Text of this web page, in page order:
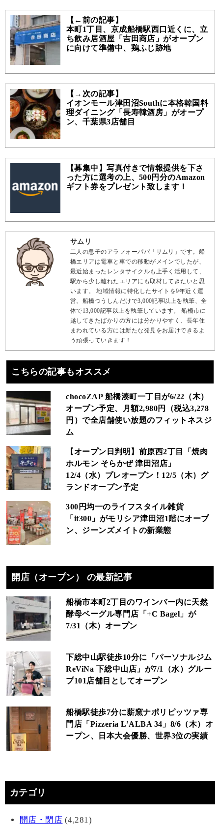
【←前の記事】
本町1丁目、京成船橋駅西口近くに、立
ち飲み居酒屋「吉田商店」がオープン
に向けて準備中、鶏ふじ跡地
【→次の記事】
イオンモール津田沼Southに本格韓国料
理ダイニング「長寿韓酒房」がオープ
ン、千葉県3店舗目
【募集中】写真付きで情報提供を下さ
った方に選考の上、500円分のAmazon
ギフト券をプレゼント致します！
サムリ
二人の息子のアラフォーパパ「サムリ」です。船
橋エリアは電車と車での移動がメインでしたが、
最近始まったレンタサイクルも上手く活用して、
駅から少し離れたエリアにも取材してきたいと思
います。 地域情報に特化したサイトを9年近く運
営。船橋つうしんだけで3,000記事以上を執筆、全
体で13,000記事以上を執筆しています。 船橋市に
越してきたばかりの方には分かりやすく、長年住
まわれている方には新たな発見をお届けできるよ
う頑張っていきます！
こちらの記事もオススメ
chocoZAP 船橋湊町一丁目が6/22（木）
オープン予定、月額2,980円（税込3,278
円）で全店舗使い放題のフィットネスジ
ム
【オープン日判明】前原西2丁目「焼肉
ホルモン そらかぜ 津田沼店」
12/4（水）プレオープン！12/5（木）グ
ランドオープン予定
300円均一のライフスタイル雑貨
「it300」がモリシア津田沼1階にオープ
ン、ジーンズメイトの新業態
開店（オープン） の最新記事
船橋市本町2丁目のワインバー内に天然
酵母ベーグル専門店「+C Bagel」が
7/31（木）オープン
下総中山駅徒歩10分に「パーソナルジム
ReViNa 下総中山店」が7/1（水）グルー
プ101店舗目としてオープン
船橋駅徒歩7分に薪窯ナポリピッツァ専
門店「Pizzeria L’ALBA 34」8/6（木）オ
ープン、日本大会優勝、世界3位の実績
カテゴリ
開店・閉店 (4,281)